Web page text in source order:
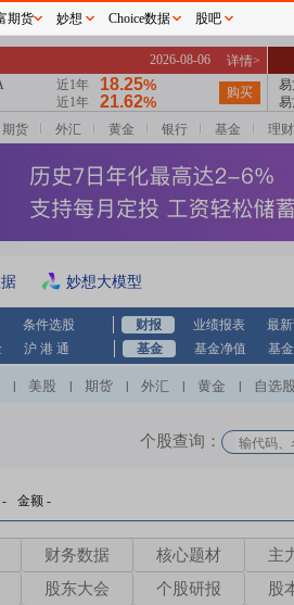
期货 外汇 黄金 银行 基金 理财
妙想大模型
条件选股 财报 业绩报表
最
沪 港 通 基金 基金净值 基
美股 期货 外汇 黄金 自选
个股查询：
- 金额 -
财务数据 核心题材
主
股东大会 个股研报 股
期货 妙想 Choice数据 股吧